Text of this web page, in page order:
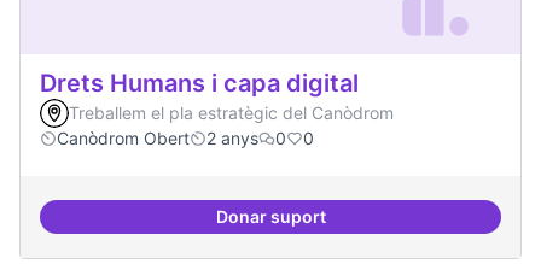
Drets Humans i capa digital
Treballem el pla estratègic del Canòdrom
Canòdrom Obert
2 anys 0 0
Donar suportDrets Humans i capa digital